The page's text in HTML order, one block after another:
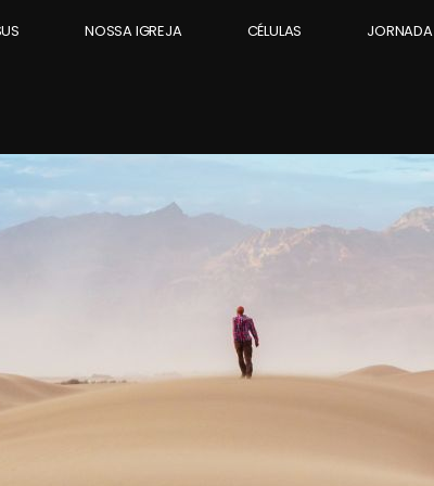
NOSSA IGREJA CÉLULAS JORNADA